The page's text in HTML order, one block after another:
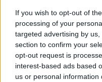
If you wish to opt-out of
processing of your
targeted advertising by
section to confirm your
opt-out request is
interest-based ads based
us or personal